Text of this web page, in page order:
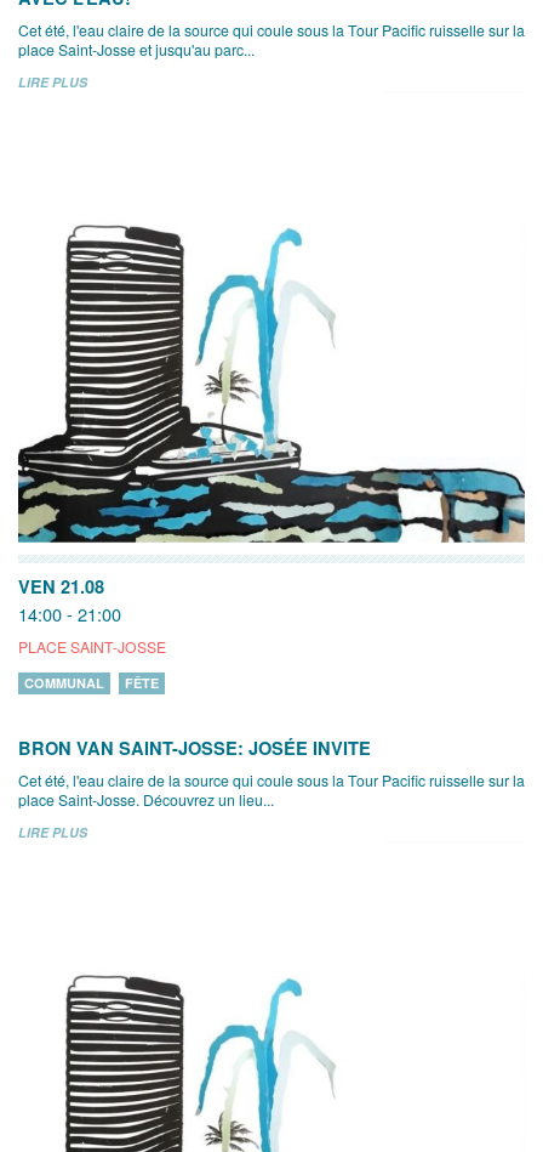
Cet été, l'eau claire de la source qui coule sous la Tour Pacific ruisselle sur la
place Saint-Josse et jusqu'au parc...
LIRE PLUS
VEN 21.08
14:00 - 21:00
PLACE SAINT-JOSSE
COMMUNAL FÊTE
BRON VAN SAINT-JOSSE: JOSÉE INVITE
Cet été, l'eau claire de la source qui coule sous la Tour Pacific ruisselle sur la
place Saint-Josse. Découvrez un lieu...
LIRE PLUS